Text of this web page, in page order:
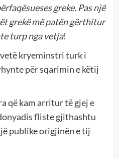
greke. Pas një
grekë më patën gërthitur
turp nga vetja!
kryeminstri turk i
për sqarimin e këtij
që kam arritur të gjej e
fliste gjithashtu
publike origjinën e tij